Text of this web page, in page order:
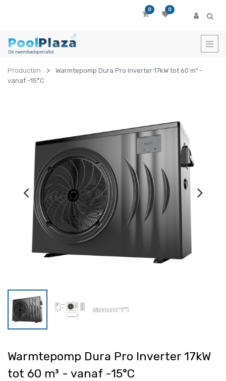
0 0
Producten
Warmtepomp Dura Pro Inverter 17kW tot 60 m³ -
vanaf -15°C
Warmtepomp Dura Pro Inverter 17kW
tot 60 m³ - vanaf -15°C